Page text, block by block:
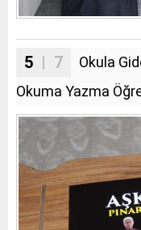
5 | 7
Okula
Okuma Yazma